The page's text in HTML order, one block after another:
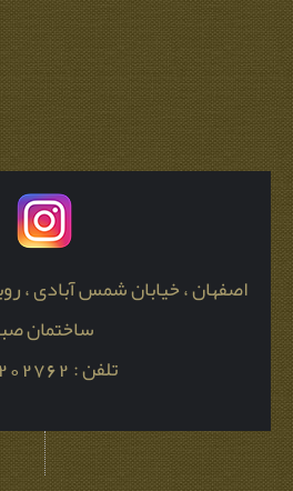
اصفهان ، خیابان شمس آبادی ،
ساختمان
تلفن : 32202762